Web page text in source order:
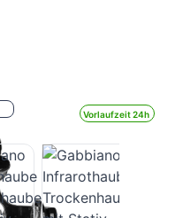
Vorlaufzeit 24h